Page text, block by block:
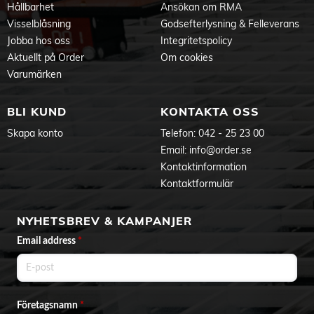
Infästning Skruvmontage
Höjd (mm): 104
Bredd (mm): 58
Diameter (mm): 58
Djup (mm): 74
Vikt (kg): 0,39
Material: Aluminium
Hållbarhet
Visselblåsning
Jobba hos oss
Aktuellt på Order
Varumärken
Ansökan om RMA
Godsefterlysning & Felleverans
Integritetspolicy
Om cookies
BLI KUND
Skapa konto
KONTAKTA OSS
Telefon: 042 - 25 23 00
Email: info@order.se
Kontaktinformation
Kontaktformulär
NYHETSBREV & KAMPANJER
Email address *
Företagsnamn*